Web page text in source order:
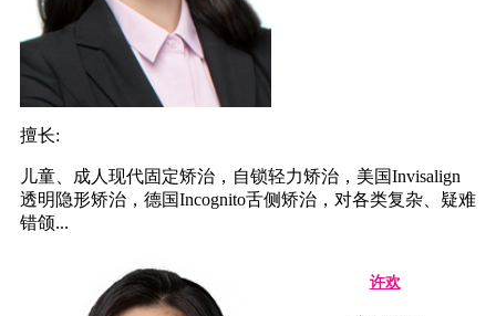
擅长:
儿童、成人现代固定矫治，自锁轻力矫治，美国Invisalign
透明隐形矫治，德国Incognito舌侧矫治，对各类复杂、疑难
错颌...
许欢